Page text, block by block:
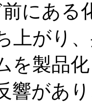
にある
上がり
を製品
響があ